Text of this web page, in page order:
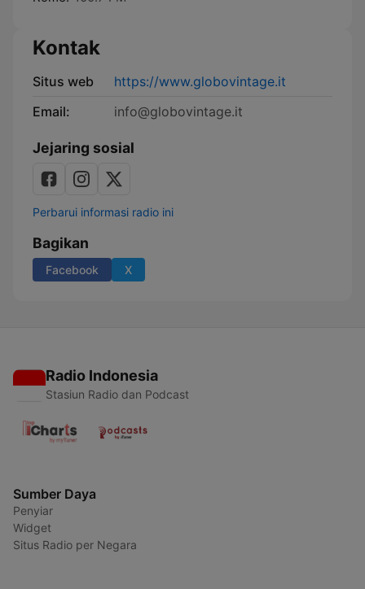
Kontak
Situs web
https://www.globovintage.it
Email:
info@globovintage.it
Jejaring sosial
Perbarui informasi radio ini
Bagikan
Facebook X
Radio Indonesia
Stasiun Radio dan Podcast
Sumber Daya
Penyiar
Widget
Situs Radio per Negara